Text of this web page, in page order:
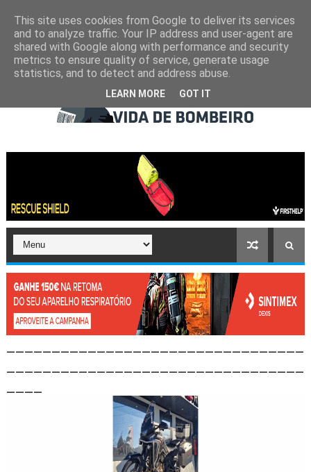
This site uses cookies from Google to deliver its services
and to analyze traffic. Your IP address and user-agent are
shared with Google along with performance and security
metrics to ensure quality of service, generate usage
statistics, and to detect and address abuse.
LEARN MORE GOT IT